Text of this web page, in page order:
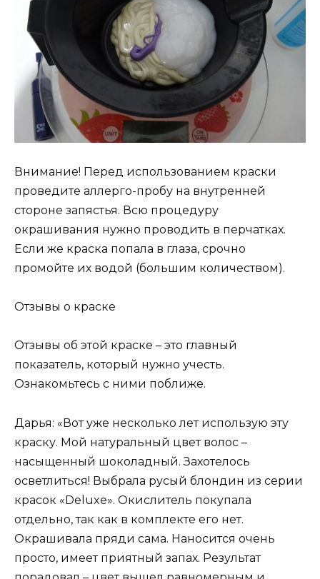
Внимание! Перед использованием краски
проведите аллерго-пробу на внутренней
стороне запястья. Всю процедуру
окрашивания нужно проводить в перчатках.
Если же краска попала в глаза, срочно
промойте их водой (большим количеством).
Отзывы о краске
Отзывы об этой краске – это главный
показатель, который нужно учесть.
Ознакомьтесь с ними поближе.
Дарья: «Вот уже несколько лет использую эту
краску. Мой натуральный цвет волос –
насыщенный шоколадный. Захотелось
осветлиться! Выбрала русый блондин из серии
красок «Deluxe». Окислитель покупала
отдельно, так как в комплекте его нет.
Окрашивала пряди сама. Наносится очень
просто, имеет приятный запах. Результат